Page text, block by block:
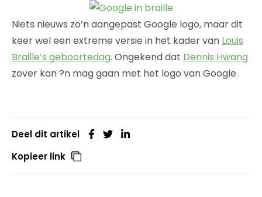
Niets nieuws zo’n aangepast Google logo, maar dit
keer wel een extreme versie in het kader van Louis
Braille’s geboortedag. Ongekend dat Dennis Hwang
zover kan ?n mag gaan met het logo van Google.
Deel dit artikel
Kopieer link